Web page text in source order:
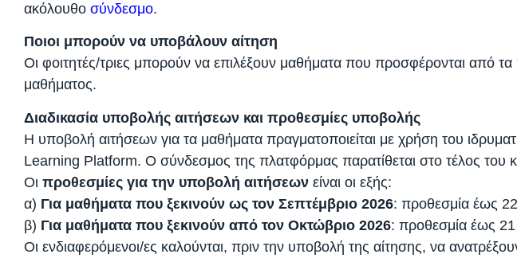
ακόλουθο σύνδεσμο.
Ποιοι μπορούν να υποβάλουν αίτηση
Οι φοιτητές/τριες μπορούν να επιλέξουν μαθήματα που προσφέρονται από
μαθήματος.
Διαδικασία υποβολής αιτήσεων και προθεσμίες υποβολής
Η υποβολή αιτήσεων για τα μαθήματα πραγματοποιείται με χρήση του
Learning Platform. Ο σύνδεσμος της πλατφόρμας παρατίθεται στο τέλος του
Οι προθεσμίες για την υποβολή αιτήσεων είναι οι εξής:
α) Για μαθήματα που ξεκινούν ως τον Σεπτέμβριο 2026: προθεσμία έως
β) Για μαθήματα που ξεκινούν από τον Οκτώβριο 2026: προθεσμία έως
Οι ενδιαφερόμενοι/ες καλούνται, πριν την υποβολή της αίτησης, να